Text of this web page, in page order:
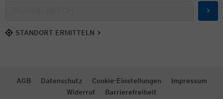
STANDORT ERMITTELN
AGB Datenschutz Cookie-Einstellungen
Impressum
Widerruf
Barrierefreiheit